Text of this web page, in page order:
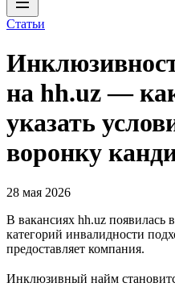
Статьи
на hh.uz —
указать
воронку
28 мая 2026
В вакансиях hh.uz появилась
категорий инвалидности
предоставляет компания.
Инклюзивный найм